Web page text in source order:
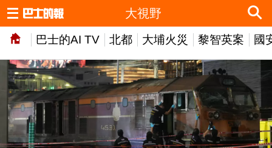
巴士的AI TV 北都 大埔火災 黎智英案 國
大視野